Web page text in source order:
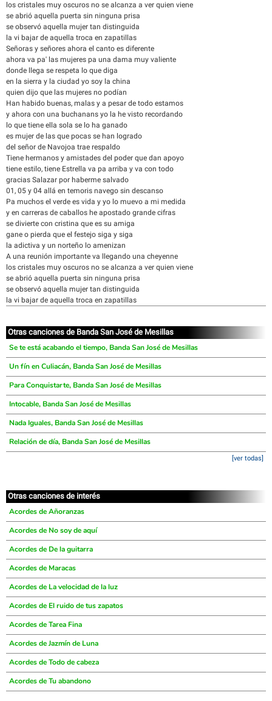
los cristales muy oscuros no se alcanza a ver quien viene
se abrió aquella puerta sin ninguna prisa
se observó aquella mujer tan distinguida
la vi bajar de aquella troca en zapatillas
Señoras y señores ahora el canto es diferente
ahora va pa' las mujeres pa una dama muy valiente
donde llega se respeta lo que diga
en la sierra y la ciudad yo soy la china
quien dijo que las mujeres no podían
Han habido buenas, malas y a pesar de todo estamos
y ahora con una buchanans yo la he visto recordando
lo que tiene ella sola se lo ha ganado
es mujer de las que pocas se han logrado
del señor de Navojoa trae respaldo
Tiene hermanos y amistades del poder que dan apoyo
tiene estilo, tiene Estrella va pa arriba y va con todo
gracias Salazar por haberme salvado
01, 05 y 04 allá en temoris navego sin descanso
Pa muchos el verde es vida y yo lo muevo a mi medida
y en carreras de caballos he apostado grande cifras
se divierte con cristina que es su amiga
gane o pierda que el festejo siga y siga
la adictiva y un norteño lo amenizan
A una reunión importante va llegando una cheyenne
los cristales muy oscuros no se alcanza a ver quien viene
se abrió aquella puerta sin ninguna prisa
se observó aquella mujer tan distinguida
la vi bajar de aquella troca en zapatillas
Otras canciones de Banda San José de Mesillas
Se te está acabando el tiempo, Banda San José de Mesillas
Un fín en Culiacán, Banda San José de Mesillas
Para Conquistarte, Banda San José de Mesillas
Intocable, Banda San José de Mesillas
Nada Iguales, Banda San José de Mesillas
Relación de día, Banda San José de Mesillas
[ver todas]
Otras canciones de interés
Acordes de Añoranzas
Acordes de No soy de aquí
Acordes de De la guitarra
Acordes de Maracas
Acordes de La velocidad de la luz
Acordes de El ruido de tus zapatos
Acordes de Tarea Fina
Acordes de Jazmín de Luna
Acordes de Todo de cabeza
Acordes de Tu abandono